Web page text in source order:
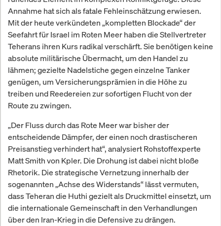
Annahme hat sich als fatale Fehleinschätzung erwiesen.
Mit der heute verkündeten „kompletten Blockade“ der
Seefahrt für Israel im Roten Meer haben die Stellvertreter
Teherans ihren Kurs radikal verschärft. Sie benötigen keine
absolute militärische Übermacht, um den Handel zu
lähmen; gezielte Nadelstiche gegen einzelne Tanker
genügen, um Versicherungsprämien in die Höhe zu
treiben und Reedereien zur sofortigen Flucht von der
Route zu zwingen.
„Der Fluss durch das Rote Meer war bisher der
entscheidende Dämpfer, der einen noch drastischeren
Preisanstieg verhindert hat“, analysiert Rohstoffexperte
Matt Smith von Kpler. Die Drohung ist dabei nicht bloße
Rhetorik. Die strategische Vernetzung innerhalb der
sogenannten „Achse des Widerstands“ lässt vermuten,
dass Teheran die Huthi gezielt als Druckmittel einsetzt, um
die internationale Gemeinschaft in den Verhandlungen
über den Iran-Krieg in die Defensive zu drängen.